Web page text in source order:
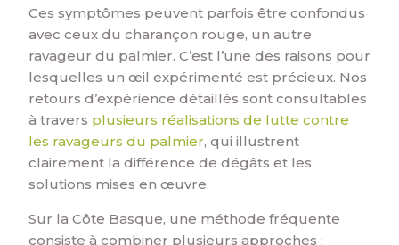
Ces symptômes peuvent parfois être confondus
avec ceux du charançon rouge, un autre
ravageur du palmier. C’est l’une des raisons pour
lesquelles un œil expérimenté est précieux. Nos
retours d’expérience détaillés sont consultables
à travers plusieurs réalisations de lutte contre
les ravageurs du palmier, qui illustrent
clairement la différence de dégâts et les
solutions mises en œuvre.
Sur la Côte Basque, une méthode fréquente
consiste à combiner plusieurs approches :